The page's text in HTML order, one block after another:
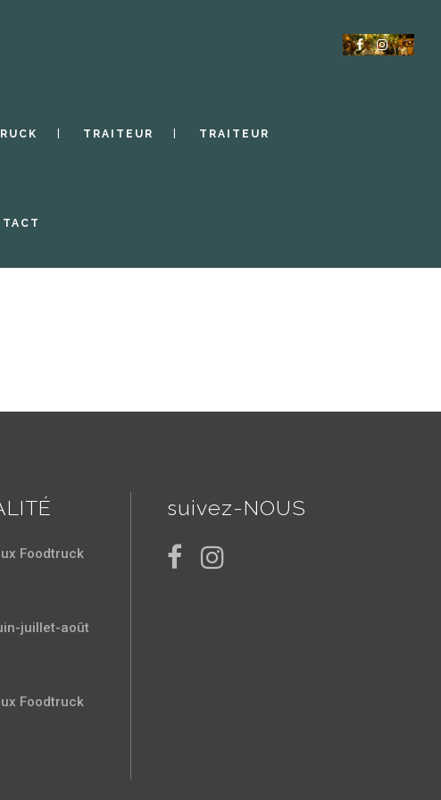
TRAITEUR TRAITEUR
Foodtruck
juillet-août
Foodtruck
suivez-NOUS